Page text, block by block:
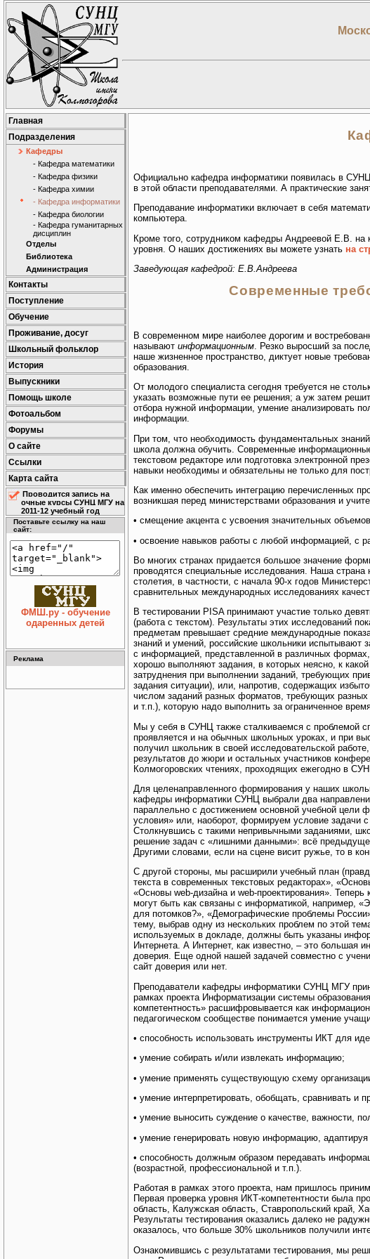
Главная
Подразделения
Кафедры
- Кафедра математики
- Кафедра физики
- Кафедра химии
- Кафедра информатики
- Кафедра биологии
- Кафедра гуманитарных
дисциплин
Отделы
Библиотека
Администрация
Контакты
Поступление
Обучение
Проживание, досуг
Школьный фольклор
История
Выпускники
Помощь школе
Фотоальбом
Форумы
О сайте
Ссылки
Карта сайта
Проводится запись на
очные курсы СУНЦ МГУ на
2011-12 учебный год
Поставьте ссылку на наш
сайт:
ФМШ.ру - обучение
одаренных детей
Реклама
Официально кафедра информатики появилась в
в этой области преподавателями. А практические
Преподавание информатики включает в себя
компьютера.
Кроме того, сотрудником кафедры Андреевой Е.В. на
уровня. О наших достижениях вы можете узнать на
Заведующая кафедрой: Е.В.Андреева
Современные
В современном мире наиболее дорогим и
называют информационным. Резко выросший за
наше жизненное пространство, диктует новые
образования.
От молодого специалиста сегодня требуется не
указать возможные пути ее решения; а уж затем
отбора нужной информации, умение анализировать
информации.
При том, что необходимость фундаментальных
школа должна обучить. Современные
текстовом редакторе или подготовка электронной
навыки необходимы и обязательны не только для
Как именно обеспечить интеграцию перечисленных
возникшая перед министерствами образования и
• смещение акцента с усвоения значительных
• освоение навыков работы с любой информацией, с
Во многих странах придается большое значение
проводятся специальные исследования. Наша
столетия, в частности, с начала 90-х годов
сравнительных международных исследованиях
В тестировании PISA принимают участие только
(работа с текстом). Результаты этих исследований
предметам превышает средние международные
знаний и умений, российские школьники испытывают
с информацией, представленной в различных
хорошо выполняют задания, в которых неясно, к
затруднения при выполнении заданий, требующих
задания ситуации), или, напротив, содержащих
числом заданий разных форматов, требующих разных
и т.п.), которую надо выполнить за ограниченное
Мы у себя в СУНЦ также сталкиваемся с проблемой
проявляется и на обычных школьных уроках, и при
получил школьник в своей исследовательской
результатов до жюри и остальных участников
Колмогоровских чтениях, проходящих ежегодно в
Для целенаправленного формирования у наших
кафедры информатики СУНЦ выбрали два
параллельно с достижением основной учебной
условия» или, наоборот, формируем условие задачи
Столкнувшись с такими непривычными заданиями,
решение задач с «лишними данными»: всё
Другими словами, если на сцене висит ружье, то в
С другой стороны, мы расширили учебный план
текста в современных текстовых редакторах»,
«Основы web-дизайна и web-проектирования».
могут быть как связаны с информатикой, например,
для потомков?», «Демографические проблемы
тему, выбрав одну из нескольких проблем по этой
используемых в докладе, должны быть указаны
Интернета. А Интернет, как известно, – это большая
доверия. Еще одной нашей задачей совместно с
сайт доверия или нет.
Преподаватели кафедры информатики СУНЦ МГУ
рамках проекта Информатизации системы
компетентность» расшифровывается как
педагогическом сообществе понимается умение
• способность использовать инструменты ИКТ для
• умение собирать и/или извлекать информацию;
• умение применять существующую схему
• умение интерпретировать, обобщать, сравнивать и
• умение выносить суждение о качестве, важности,
• умение генерировать новую информацию,
• способность должным образом передавать
(возрастной, профессиональной и т.п.).
Работая в рамках этого проекта, нам пришлось
Первая проверка уровня ИКТ-компетентности была
область, Калужская область, Ставропольский край,
Результаты тестирования оказались далеко не
оказалось, что больше 30% школьников получили
Ознакомившись с результатами тестирования, мы